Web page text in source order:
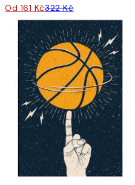
Od 161 Kč322 Kč